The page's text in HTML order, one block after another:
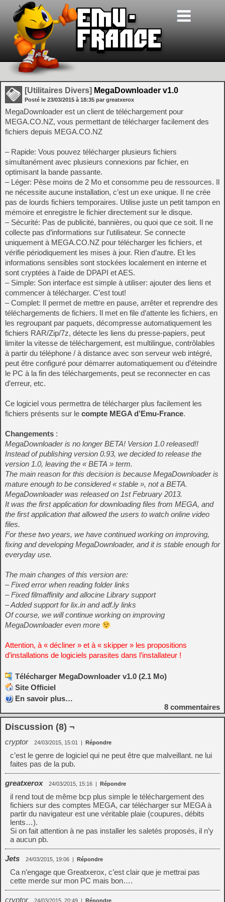
[Utilitaires Divers] MegaDownloader v1.0
Posté le 23/03/2015 à 18:35 par greatxerox
MegaDownloader est un client de téléchargement pour
MEGA.CO.NZ, vous permettant de télécharger facilement des
fichiers depuis MEGA.CO.NZ
– Rapide: Vous pouvez télécharger plusieurs fichiers
simultanément avec plusieurs connexions par fichier, en
optimisant la bande passante.
– Léger: Pèse moins de 2 Mo et consomme peu de ressources. Il
ne nécessite aucune installation, c’est un exe unique. Il ne crée
pas de lourds fichiers temporaires. Utilise juste un petit tampon en
mémoire et enregistre le fichier directement sur le disque.
– Sécurité: Pas de publicité, bannières, ou quoi que ce soit. Il ne
collecte pas d’informations sur l’utilisateur. Se connecte
uniquement à MEGA.CO.NZ pour télécharger les fichiers, et
vérifie périodiquement les mises à jour. Rien d’autre. Et les
informations sensibles sont stockées localement en interne et
sont cryptées à l’aide de DPAPI et AES.
– Simple: Son interface est simple à utiliser: ajouter des liens et
commencer à télécharger. C’est tout!
– Complet: Il permet de mettre en pause, arrêter et reprendre des
téléchargements de fichiers. Il met en file d’attente les fichiers, en
les regroupant par paquets, décompresse automatiquement les
fichiers RAR/Zip/7z, détecte les liens du presse-papiers, peut
limiter la vitesse de téléchargement, est multilingue, contrôlables
à partir du téléphone / à distance avec son serveur web intégré,
peut être configuré pour démarrer automatiquement ou d’éteindre
le PC à la fin des téléchargements, peut se reconnecter en cas
d’erreur, etc.
Ce logiciel vous permettra de télécharger plus facilement les
fichiers présents sur le compte MEGA d’Emu-France.
Changements :
MegaDownloader is no longer BETA! Version 1.0 released!!
Instead of publishing version 0.93, we decided to release the
version 1.0, leaving the « BETA » term.
The main reason for this decision is because MegaDownloader is
mature enough to be considered « stable », not a BETA.
MegaDownloader was released on 1st February 2013.
It was the first application for downloading files from MEGA, and
the first application that allowed the users to watch online video
files.
For these two years, we have continued working on improving,
fixing and developing MegaDownloader, and it is stable enough for
everyday use.
The main changes of this version are:
– Fixed error when reading folder links
– Fixed filmaffinity and allocine Library support
– Added support for lix.in and adf.ly links
Of course, we will continue working on improving
MegaDownloader even more
Attention, à « décliner » et à « skipper » les propositions
d’installations de logiciels parasites dans l’installateur !
Télécharger MegaDownloader v1.0 (2.1 Mo)
Site Officiel
En savoir plus…
8 commentaires
Discussion (8) ¬
cryptor 24/03/2015, 15:01 | Répondre
c’est le genre de logiciel qui ne peut être que malveillant. ne lui
faites pas de la pub.
greatxerox 24/03/2015, 15:16 | Répondre
il rend tout de même bcp plus simple le téléchargement des
fichiers sur des comptes MEGA, car télécharger sur MEGA à
partir du navigateur est une véritable plaie (coupures, débits
lents…).
Si on fait attention à ne pas installer les saletés proposés, il n’y
a aucun pb.
Jets 24/03/2015, 19:06 | Répondre
Ca n’engage que Greatxerox, c’est clair que je mettrai pas
cette merde sur mon PC mais bon….
cryptor 24/03/2015, 20:49 | Répondre